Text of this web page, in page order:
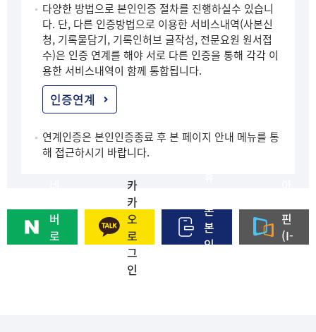
다양한 방법으로 본인인증 절차를 진행하실수 있습니
다. 단, 다른 인증방법으로 이용한 서비스내역(사본신
청, 기록물담기, 기록인허브 글작성, 전문요원 원서접
수)은 인증 연계를 해야 서로 다른 인증을 통해 각각 이
용한 서비스내역이 함께 통합됩니다.
인증연계
연계인증은 본인인증종료 후 본 페이지 안내 메뉴를 통
해 접근하시기 바랍니다.
버
로
카
카
오
로
그
인
폰
본
인
핀
(I-